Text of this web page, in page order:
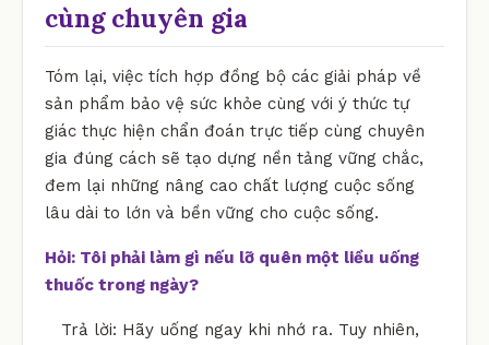
cùng chuyên gia
Tóm lại, việc tích hợp đồng bộ các giải pháp về
sản phẩm bảo vệ sức khỏe cùng với ý thức tự
giác thực hiện chẩn đoán trực tiếp cùng chuyên
gia đúng cách sẽ tạo dựng nền tảng vững chắc,
đem lại những nâng cao chất lượng cuộc sống
lâu dài to lớn và bền vững cho cuộc sống.
Hỏi: Tôi phải làm gì nếu lỡ quên một liều uống
thuốc trong ngày?
Trả lời: Hãy uống ngay khi nhớ ra. Tuy nhiên,